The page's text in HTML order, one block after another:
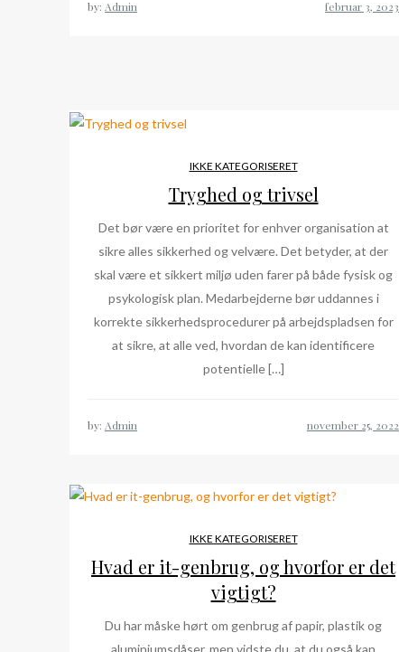
by: Admin
IKKE KATEGORISERET
Tryghed og trivsel
Det bør være en prioritet for enhver organisation at
sikre alles sikkerhed og velvære. Det betyder, at der
skal være et sikkert miljø uden farer på både fysisk og
psykologisk plan. Medarbejderne bør uddannes i
korrekte sikkerhedsprocedurer på arbejdspladsen for
at sikre, at alle ved, hvordan de kan identificere
potentielle […]
by: Admin
IKKE KATEGORISERET
Hvad er it-genbrug, og hvorfor er det
vigtigt?
Du har måske hørt om genbrug af papir, plastik og